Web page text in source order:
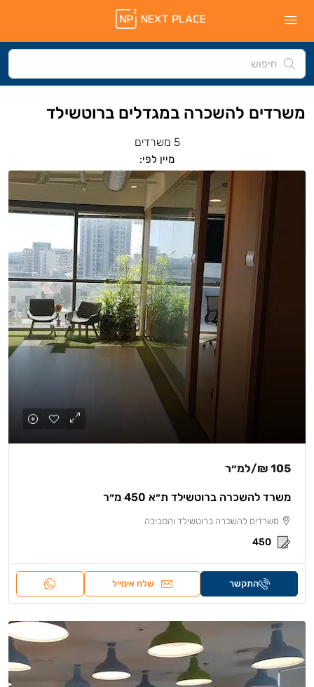
משרדים להשכרה במגדלים ברוטשילד
5 משרדים
מיין לפי:
105 ₪ /למ״ר
משרד להשכרה ברוטשילד ת״א 450 מ״ר
משרדים להשכרה ברוטשילד והסביבה
450
התקשר שלח אימייל